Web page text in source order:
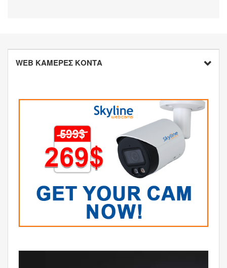
WEB ΚΑΜΕΡΕΣ ΚΟΝΤΑ